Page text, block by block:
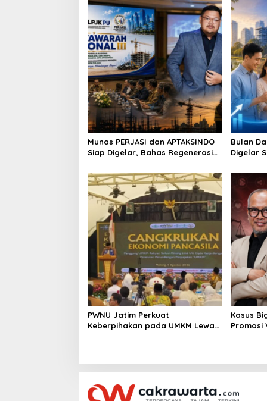
a
v
i
g
a
t
i
o
n
Munas PERJASI dan APTAKSINDO
Siap Digelar, Bahas Regenerasi
Bulan
Digelar
PWNU Jatim Perkuat
Keberpihakan pada UMKM Lewat
Kasus
Promosi